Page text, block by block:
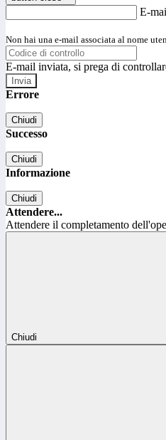
E-
Non hai una e-mail associata al nome
E-mail inviata, si prega di
Errore
Chiudi
Successo
Chiudi
Informazione
Chiudi
Attendere...
Attendere il completamento
Chiudi